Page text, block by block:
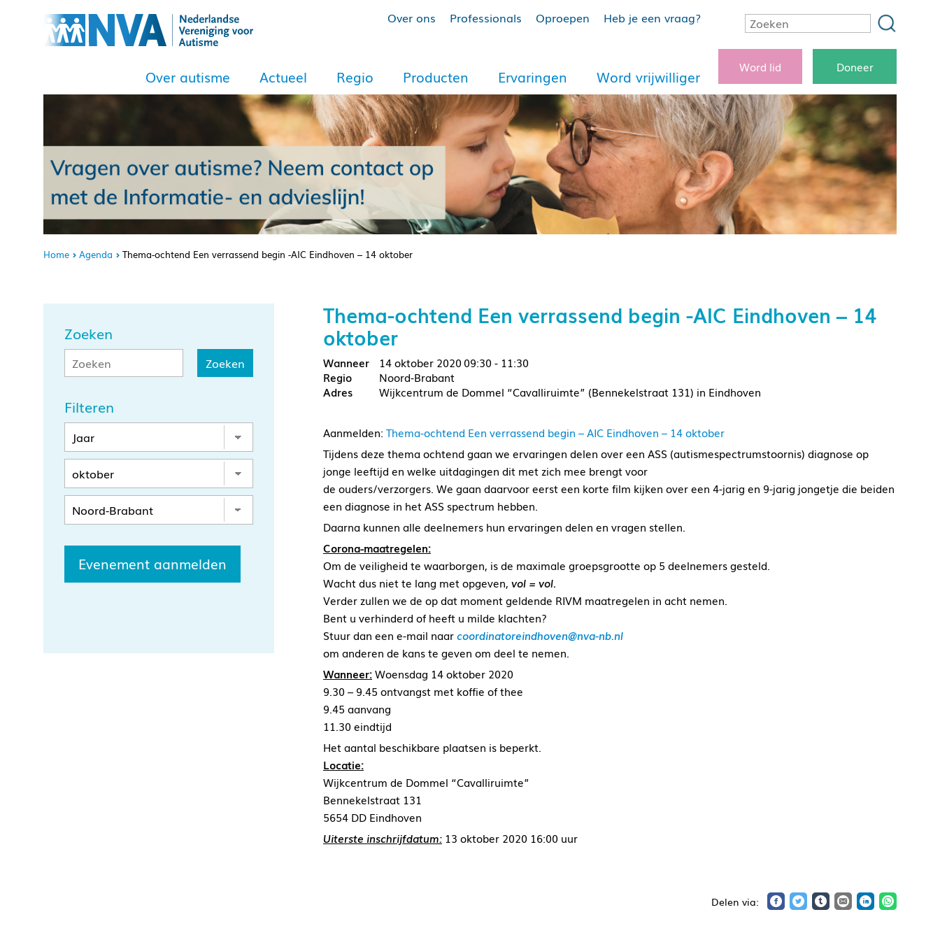
Over ons Professionals Oproepen Heb je een vraag?
Over autisme Actueel Regio Producten Ervaringen Word vrijwilliger
Word lid Doneer
Home Agenda Thema-ochtend Een verrassend begin -AIC Eindhoven – 14 oktober
Zoeken
Filteren
Evenement aanmelden
Thema-ochtend Een verrassend begin -AIC Eindhoven – 14
oktober
14 oktober 202009:30 - 11:30
Noord-Brabant
Wijkcentrum de Dommel “Cavalliruimte” (Bennekelstraat 131) in Eindhoven
Aanmelden: Thema-ochtend Een verrassend begin – AIC Eindhoven – 14 oktober
Tijdens deze thema ochtend gaan we ervaringen delen over een ASS (autismespectrumstoornis) diagnose op
jonge leeftijd en welke uitdagingen dit met zich mee brengt voor
de ouders/verzorgers. We gaan daarvoor eerst een korte film kijken over een 4-jarig en 9-jarig jongetje die beiden
een diagnose in het ASS spectrum hebben.
Daarna kunnen alle deelnemers hun ervaringen delen en vragen stellen.
Corona-maatregelen:
Om de veiligheid te waarborgen, is de maximale groepsgrootte op 5 deelnemers gesteld.
Wacht dus niet te lang met opgeven, vol = vol.
Verder zullen we de op dat moment geldende RIVM maatregelen in acht nemen.
Bent u verhinderd of heeft u milde klachten?
Stuur dan een e-mail naarcoordinatoreindhoven@nva-nb.nl
om anderen de kans te geven om deel te nemen.
Wanneer:Woensdag 14 oktober 2020
9.30 – 9.45 ontvangst met koffie of thee
9.45 aanvang
11.30 eindtijd
Het aantal beschikbare plaatsen is beperkt.
Locatie:
Wijkcentrum de Dommel “Cavalliruimte”
Bennekelstraat 131
5654 DD Eindhoven
Uiterste inschrijfdatum: 13 oktober 2020 16:00 uur